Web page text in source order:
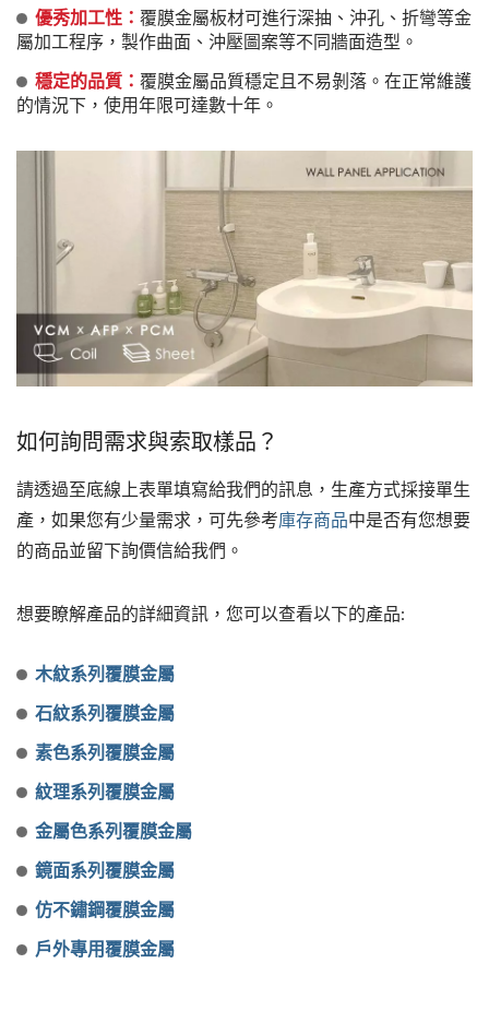
優秀加工性： 覆膜金屬板材可進行深抽、沖孔、折彎等金
屬加工程序，製作曲面、沖壓圖案等不同牆面造型。
穩定的品質： 覆膜金屬品質穩定且不易剝落。在正常維護
的情況下，使用年限可達數十年。
如何詢問需求與索取樣品？
請透過至底線上表單填寫給我們的訊息，生產方式採接單生
產，如果您有少量需求，可先參考庫存商品中是否有您想要
的商品並留下詢價信給我們。
想要瞭解產品的詳細資訊，您可以查看以下的產品:
木紋系列覆膜金屬
石紋系列覆膜金屬
素色系列覆膜金屬
紋理系列覆膜金屬
金屬色系列覆膜金屬
鏡面系列覆膜金屬
仿不鏽鋼覆膜金屬
戶外專用覆膜金屬